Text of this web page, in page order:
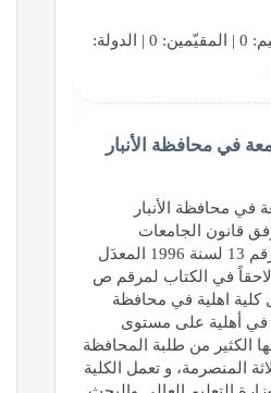
في محافظة الأنبار
في محافظة الأنبار
عام 1993 وفق قانون الجامعات
والكليات الأهلية المرقم 13 لسنة 1996 المعدَل
لاحقاً في الكتاب لمرقم ص
أول كلية اهلية في محافظة
في أهلية على مستوى
الكثير من طلبة المحافظة
المنصرمة، و تعمل الكلية